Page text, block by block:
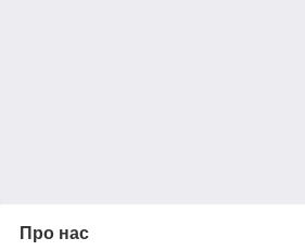
Про нас